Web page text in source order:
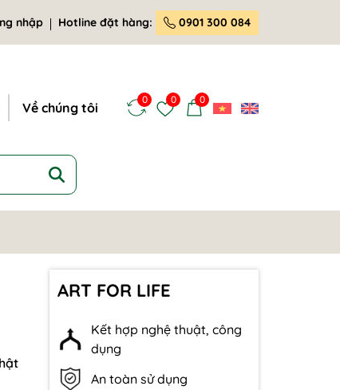
nhập Hotline đặt hàng: 0901 300 084
Về chúng tôi
0 0 0
ART FOR LIFE
Kết hợp nghệ thuật, công
dụng
An toàn sử dụng